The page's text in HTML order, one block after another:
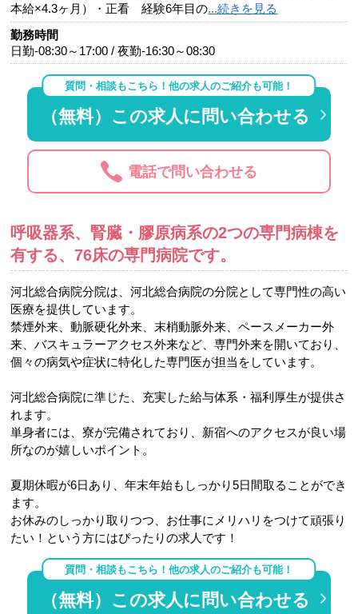
本給×4.3ヶ月）・正看 経験6年目の...続きを見る
勤務時間
日勤-08:30～17:00 / 夜勤-16:30～08:30
質問・相談もこちら！他の求人のご紹介も可能！
（無料）この求人に問い合わせる
電話で問い合わせる
呼吸器系、腎臓・膠原病系の2つの専門病棟を
有する、76床の専門病院です。
河北総合病院分院は、河北総合病院の分院として専門性の高い
医療を提供しています。
禁煙外来、動脈硬化外来、末梢動脈外来、ペースメーカー外
来、バスキュラーアクセス外来など、専門外来を開いており、
個々の病気や症状に特化した専門医が担当をしています。
河北総合病院に準じた、充実した給与体系・福利厚生が提供さ
れます。
単身者には、寮が完備されており、新宿へのアクセスが良い場
所なのが嬉しいポイント。
夏期休暇が6日あり、年末年始もしっかり5日間取ることができ
ます。
お休みのしっかり取りつつ、お仕事にメリハリをつけて頑張り
たい！という方にはぴったりの求人です！
質問・相談もこちら！他の求人のご紹介も可能！
（無料）この求人に問い合わせる